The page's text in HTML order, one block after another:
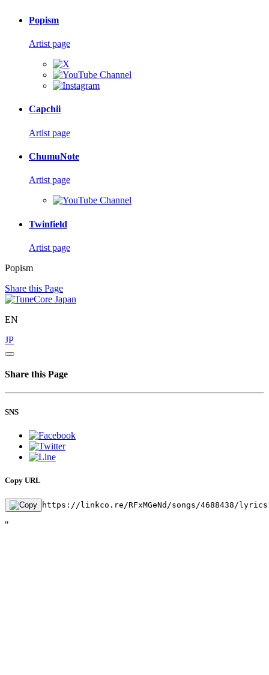
Popism
Artist page
Capchii
Artist page
ChumuNote
Artist page
Twinfield
Artist page
Popism
Share this Page
EN
JP
Share this Page
SNS
Copy URL
https://linkco.re/RFxMGeNd/songs/4688438/
"